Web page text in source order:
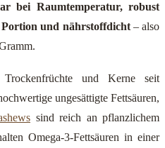
bei Raumtemperatur, robust
und nährstoffdicht– also
und Kerne seit
ungesättigte Fettsäuren,
sind reich an pflanzlichem
Omega-3-Fettsäuren in einer